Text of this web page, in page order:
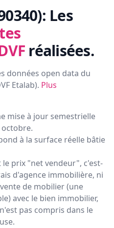
Les
réalisées.
données open data du
Etalab). Plus
mise à jour semestrielle
octobre.
à la surface réelle bâtie
le prix "net vendeur", c'est-
d'agence immobilière, ni
de mobilier (une
avec le bien immobilier,
pas compris dans le